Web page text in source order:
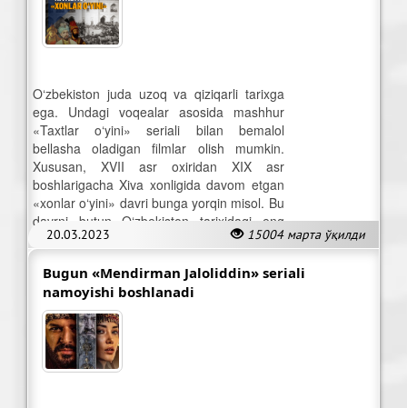
20.03.2023 15004 марта ўқилди
O‘zbekiston juda uzoq va qiziqarli tarixga
ega. Undagi voqealar asosida mashhur
«Taxtlar o‘yini» seriali bilan bemalol
bellasha oladigan filmlar olish mumkin.
Xususan, XVII asr oxiridan XIX asr
boshlarigacha Xiva xonligida davom etgan
«xonlar o‘yini» davri bunga yorqin misol. Bu
davrni butun O‘zbekiston tarixidagi eng
tartibsiz davr deyish mumkin.
Bugun «Mendirman Jaloliddin» seriali
namoyishi boshlanadi